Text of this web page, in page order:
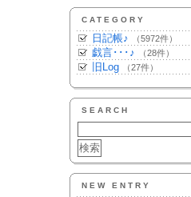
CATEGORY
日記帳♪ （5972件）
戯言･･･♪ （28件）
旧Log （27件）
SEARCH
NEW ENTRY